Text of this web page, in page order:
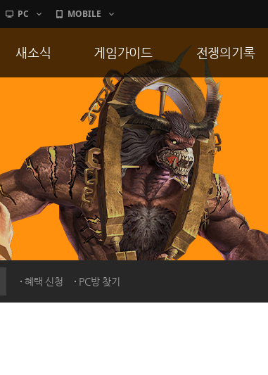
PC MOBILE
혜택 신청 PC방 찾기
새소식
이벤트
히스토리
PC방으로간다
게임가이드
게임 특징
서버가이드
신병훈련소
세부가이드
통합보급센터
전쟁의기록
통합 길드전
공성 & 스팟
랭킹
R2Match